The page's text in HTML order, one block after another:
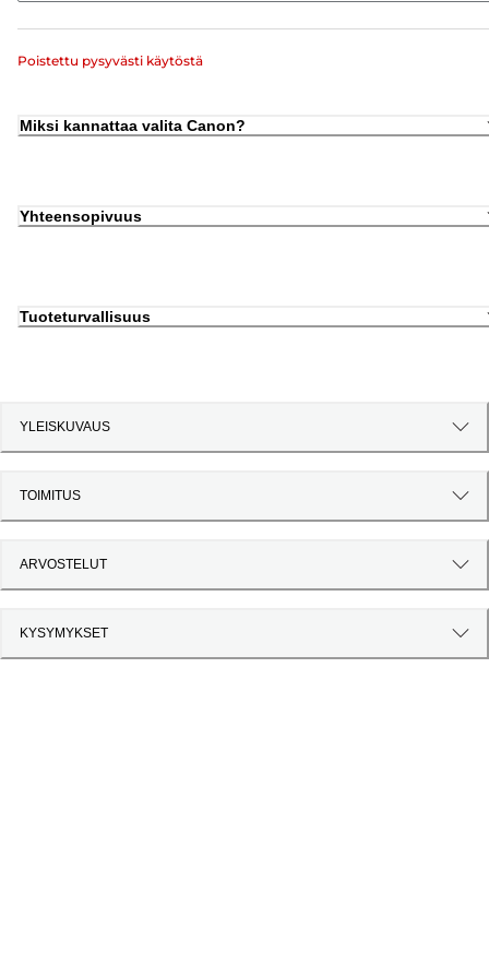
Poistettu pysyvästi käytöstä
Miksi kannattaa valita Canon?
Yhteensopivuus
Tuoteturvallisuus
YLEISKUVAUS
TOIMITUS
ARVOSTELUT
KYSYMYKSET